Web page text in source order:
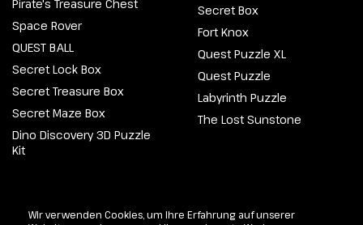
Pirate's Treasure Chest
Space Rover
QUEST BALL
Secret Lock Box
Secret Treasure Box
Secret Maze Box
Dino Discovery 3D Puzzle
Kit
Secret Box
Fort Knox
Quest Puzzle XL
Quest Puzzle
Labyrinth Puzzle
The Lost Sunstone
Wir verwenden Cookies, um Ihre Erfahrung auf unserer